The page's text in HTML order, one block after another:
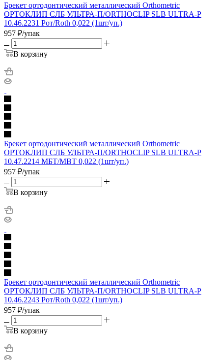
Брекет ортодонтический металлический Orthometric
ОРТОКЛИП СЛБ УЛЬТРА-П/ORTHOCLIP SLB ULTRA-P
10.46.2231 Рот/Roth 0,022 (1шт/уп.)
957 ₽/упак
В корзину
Брекет ортодонтический металлический Orthometric
ОРТОКЛИП СЛБ УЛЬТРА-П/ORTHOCLIP SLB ULTRA-P
10.47.2214 МБТ/MBT 0,022 (1шт/уп.)
957 ₽/упак
В корзину
Брекет ортодонтический металлический Orthometric
ОРТОКЛИП СЛБ УЛЬТРА-П/ORTHOCLIP SLB ULTRA-P
10.46.2243 Рот/Roth 0,022 (1шт/уп.)
957 ₽/упак
В корзину